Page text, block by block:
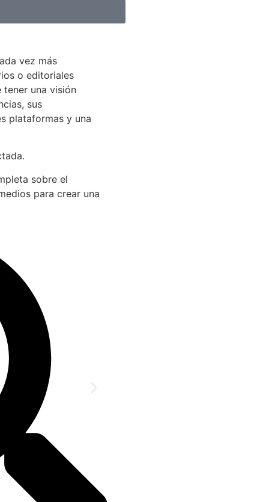
vez más
o editoriales
tener una visión
sus
plataformas y una
sobre el
para crear una